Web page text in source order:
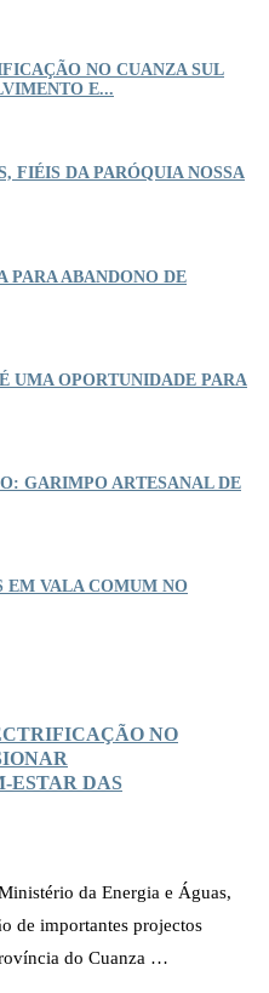
NO CUANZA SUL
E...
FIÉIS DA PARÓQUIA NOSSA
PARA ABANDONO DE
UMA OPORTUNIDADE PARA
GARIMPO ARTESANAL DE
EM VALA COMUM NO
NO
ESTAR DAS
da Energia e Águas,
de importantes projectos
do Cuanza …